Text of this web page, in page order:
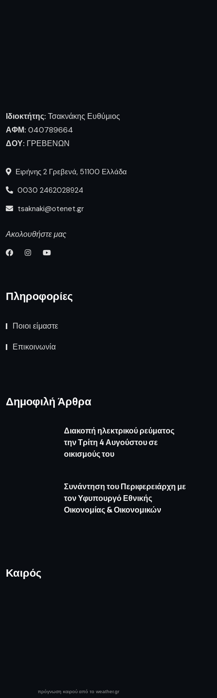
Ιδιοκτήτης: Τσακνάκης Ευθύμιος
ΑΦΜ: 040789664
ΔΟΥ: ΓΡΕΒΕΝΩΝ
Ειρήνης 2 Γρεβενά, 51100 Ελλάδα
0030 2462028924
tsaknaki@otenet.gr
Ακολουθήστε μας
Πληροφορίες
Ποιοι είμαστε
Επικοινωνία
Δημοφιλή Άρθρα
Διακοπή ηλεκτρικού ρεύματος
την Τρίτη 4 Αυγούστου σε
οικισμούς του
Συνάντηση του Περιφερειάρχη με
τον Υφυπουργό Εθνικής
Οικονομίας & Οικονομικών
Καιρός
πρόγνωση καιρού από το weather.gr